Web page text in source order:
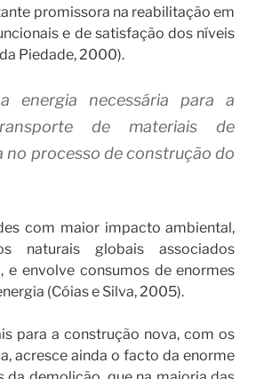
promissora na reabilitação em
e de satisfação dos níveis
Piedade, 2000).
energia necessária para a
de materiais de
no processo de construção do
com maior impacto ambiental,
naturais globais associados
e envolve consumos de enormes
(Cóias e Silva, 2005).
para a construção nova, com os
acresce ainda o facto da enorme